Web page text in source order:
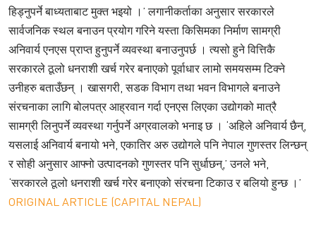
हिड्नुपर्ने बाध्यताबाट मुक्त भइयो ।’ लगानीकर्ताका अनुसार सरकारले
सार्वजनिक स्थल बनाउन प्रयोग गरिने यस्ता किसिमका निर्माण सामग्री
अनिवार्य एनएस प्राप्त हुनुपर्ने व्यवस्था बनाउनुपर्छ । त्यसो हुने वित्तिकै
सरकारले ठूलो धनराशी खर्च गरेर बनाएको पूर्वाधार लामो समयसम्म टिक्ने
उनीहरु बताउँछन् । खासगरी, सडक विभाग तथा भवन विभागले बनाउने
संरचनाका लागि बोलपत्र आह्रवान गर्दा एनएस लिएका उद्योगको मात्रै
सामग्री लिनुपर्ने व्यवस्था गर्नुपर्ने अग्रवालको भनाइ छ । ‘अहिले अनिवार्य छैन्,
यसलाई अनिवार्य बनायो भने, एकातिर अरु उद्योगले पनि नेपाल गुणस्तर लिन्छन्
र सोही अनुसार आफ्नो उत्पादनको गुणस्तर पनि सुर्धाछन्,’ उनले भने,
‘सरकारले ठूलो धनराशी खर्च गरेर बनाएको संरचना टिकाउ र बलियो हुन्छ ।’
ORIGINAL ARTICLE (CAPITAL NEPAL)